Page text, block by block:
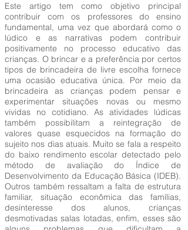
Este artigo tem como objetivo principal
contribuir com os professores do ensino
fundamental, uma vez que abordará como o
lúdico e as narrativas podem contribuir
positivamente no processo educativo das
crianças. O brincar e a preferência por certos
tipos de brincadeira de livre escolha fornece
uma ocasião educativa única. Por meio da
brincadeira as crianças podem pensar e
experimentar situações novas ou mesmo
vividas no cotidiano. As atividades lúdicas
também possibilitam a reintegração de
valores quase esquecidos na formação do
sujeito nos dias atuais. Muito se fala a respeito
do baixo rendimento escolar detectado pelo
método de avaliação do Índice de
Desenvolvimento da Educação Básica (IDEB).
Outros também ressaltam a falta de estrutura
familiar, situação econômica das famílias,
desinteresse dos alunos, crianças
desmotivadas salas lotadas, enfim, esses são